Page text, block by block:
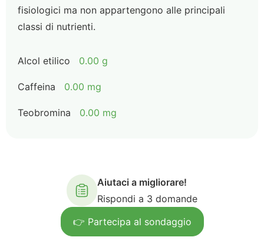
fisiologici ma non appartengono alle principali
classi di nutrienti.
Alcol etilico 0.00 g
Caffeina 0.00 mg
Teobromina 0.00 mg
Aiutaci a migliorare!
Rispondi a 3 domande
👉 Partecipa al sondaggio